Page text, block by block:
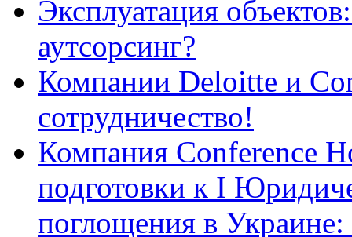
Эксплуатация
аутсорсинг?
Компании Deloitte и
сотрудничество!
Компания Conference
подготовки к І
поглощения в Украине: